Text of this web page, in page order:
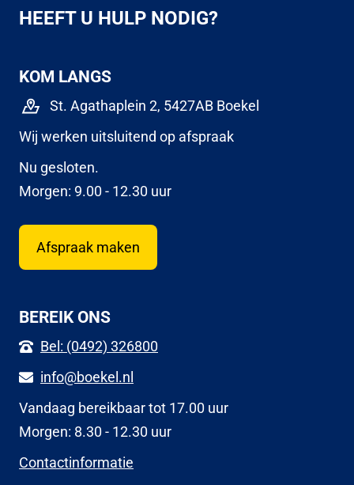
HEEFT U HULP NODIG?
KOM LANGS
St. Agathaplein 2, 5427AB Boekel
Wij werken uitsluitend op afspraak
Nu gesloten.
Morgen: 9.00 - 12.30 uur
Afspraak maken
BEREIK ONS
Bel: (0492) 326800
info@boekel.nl
Vandaag bereikbaar tot 17.00 uur
Morgen: 8.30 - 12.30 uur
Contactinformatie